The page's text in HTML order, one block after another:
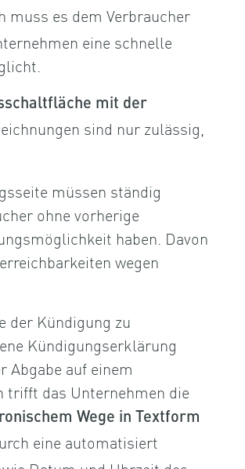
muss es dem Verbraucher
eine schnelle
mit der
sind nur zulässig,
müssen ständig
ohne vorherige
haben. Davon
wegen
der Kündigung zu
Kündigungserklärung
auf einem
trifft das Unternehmen die
Wege in Textform
eine automatisiert